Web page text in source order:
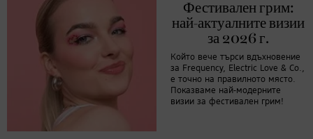
Фестивален грим:
най-актуалните визии
за 2026 г.
Който вече търси вдъхновение
за Frequency, Electric Love & Co.,
е точно на правилното място.
Показваме най-модерните
визии за фестивален грим!